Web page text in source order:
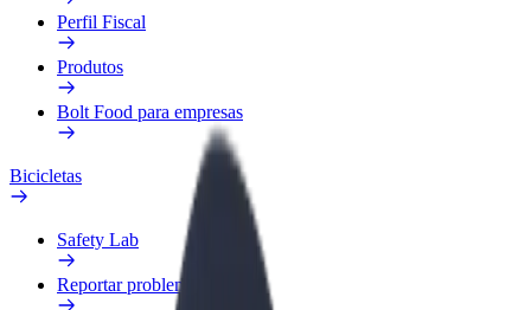
Perfil Fiscal
Produtos
Bolt Food para empresas
Bicicletas
Safety Lab
Reportar problema